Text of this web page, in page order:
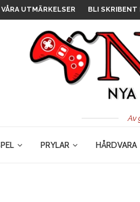
VÅRA UTMÄRKELSER BLI SKRIBENT
Av
PRYLAR HÅRDVARA